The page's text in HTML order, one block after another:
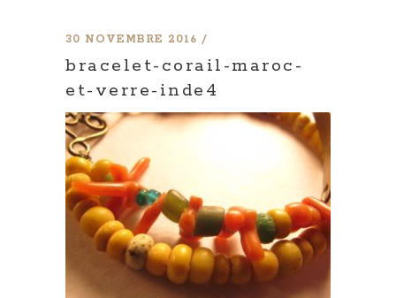
30 NOVEMBRE 2016
bracelet-corail-maroc-
et-verre-inde4